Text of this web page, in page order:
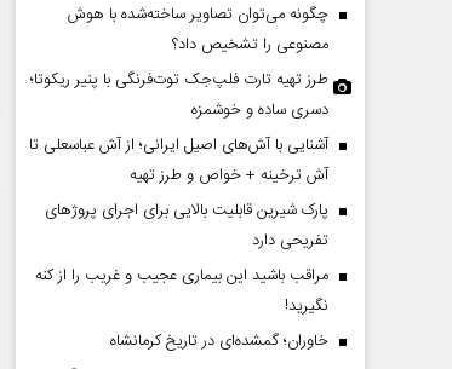
چگونه می‌توان تصاویر ساخته‌شده با هوش
مصنوعی را تشخیص داد؟
طرز تهیه تارت فلپ‌جک توت‌فرنگی با پنیر ریکوتا؛
دسری ساده و خوشمزه
آشنایی با آش‌های اصیل ایرانی؛ از آش عباسعلی تا
آش ترخینه + خواص و طرز تهیه
پارک شیرین قابلیت‌ بالایی برای اجرای پروژهای
تفریحی دارد
مراقب باشید این بیماری عجیب و غریب را از کنه
نگیرید!
خاوران؛ گمشده‌ای در تاریخ کرمانشاهحقیقتِ آرامش‌ بخش روز روایتگران حقیقت